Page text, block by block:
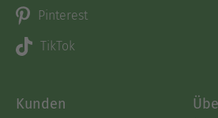
Pinterest
TikTok
Kunden